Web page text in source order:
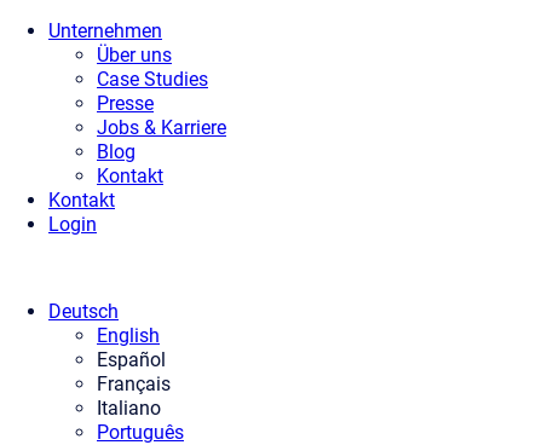
Unternehmen
Über uns
Case Studies
Presse
Jobs & Karriere
Blog
Kontakt
Kontakt
Login
Deutsch
English
Español
Français
Italiano
Português